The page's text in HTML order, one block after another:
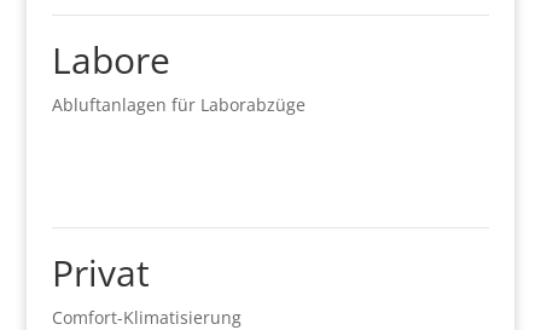
Labore
Abluftanlagen für Laborabzüge
Privat
Comfort-Klimatisierung